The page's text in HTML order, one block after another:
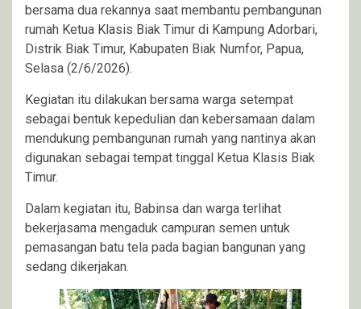
bersama dua rekannya saat membantu pembangunan
rumah Ketua Klasis Biak Timur di Kampung Adorbari,
Distrik Biak Timur, Kabupaten Biak Numfor, Papua,
Selasa (2/6/2026).
Kegiatan itu dilakukan bersama warga setempat
sebagai bentuk kepedulian dan kebersamaan dalam
mendukung pembangunan rumah yang nantinya akan
digunakan sebagai tempat tinggal Ketua Klasis Biak
Timur.
Dalam kegiatan itu, Babinsa dan warga terlihat
bekerjasama mengaduk campuran semen untuk
pemasangan batu tela pada bagian bangunan yang
sedang dikerjakan.